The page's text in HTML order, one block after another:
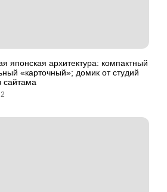
японская архитектура: компактный
«карточный»; домик от студий
сайтама